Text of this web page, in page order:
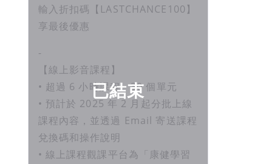
已結束
輸入折扣碼【LASTCHANCE100】
享最後優惠
-
【線上影音課程】
• 超過 6 小時課程、30 個單元
• 預計於 2025 年 2 月起分批上線
課程內容，並透過 Email 寄送課程
兌換碼和操作說明
• 線上課程觀課平台為「康健學習